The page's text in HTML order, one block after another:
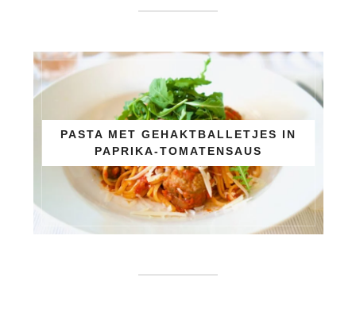
PASTA MET GEHAKTBALLETJES IN
PAPRIKA-TOMATENSAUS